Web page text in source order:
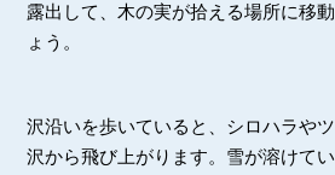
露出して、木の実が拾える場所に移
ょう。
沢沿いを歩いていると、シロハラや
沢から飛び上がります。雪が溶けて